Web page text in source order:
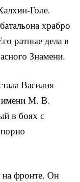
Голе.
храбро
ратные дела в
Знамени.
Василия
имени М. В.
в боях с
фронте. Он